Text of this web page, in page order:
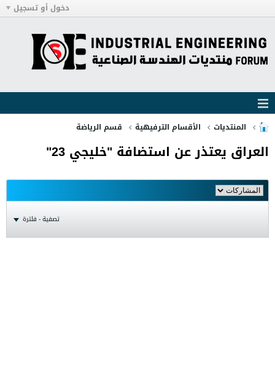
دخول أو تسجيل
المنتديات الأقسام الترفيهية قسم الرياضة
العراق يعتذر عن استضافة "خليجي 23"
تصفية - فلترة